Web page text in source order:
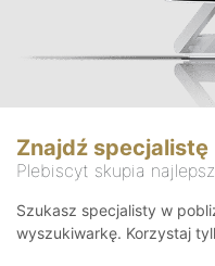
Znajdź specjalistę
Plebiscyt skupia
Szukasz specjalisty w
wyszukiwarkę. Korzystaj